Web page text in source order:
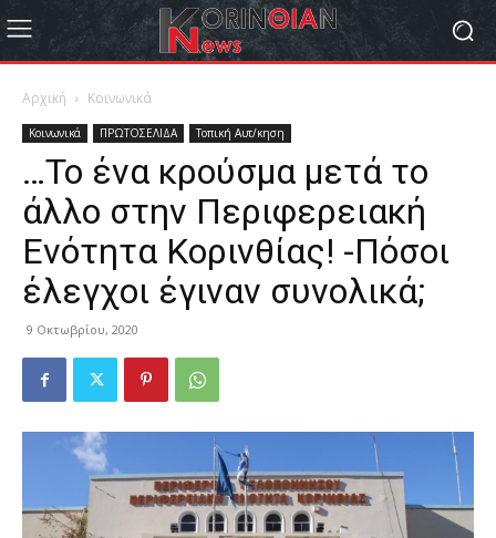
Αρχική Κοινωνικά
Κοινωνικά ΠΡΩΤΟΣΕΛΙΔΑ Τοπική Αυτ/κηση
…Το ένα κρούσμα μετά το
άλλο στην Περιφερειακή
Ενότητα Κορινθίας! -Πόσοι
έλεγχοι έγιναν συνολικά;
9 Οκτωβρίου, 2020